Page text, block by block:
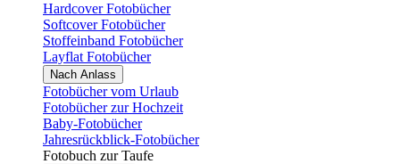
Hardcover Fotobücher
Softcover Fotobücher
Stoffeinband Fotobücher
Layflat Fotobücher
Nach Anlass
Fotobücher vom Urlaub
Fotobücher zur Hochzeit
Baby-Fotobücher
Jahresrückblick-Fotobücher
Fotobuch zur Taufe